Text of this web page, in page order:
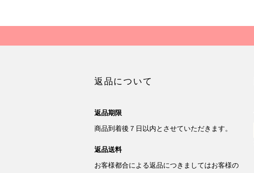
返品について
返品期限
商品到着後７日以内とさせていただきます。
返品送料
お客様都合による返品につきましてはお客様の